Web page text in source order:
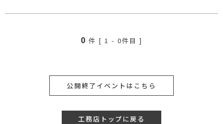
0 件 [1 - 0件目 ]
公開終了イベントはこちら
工務店トップに戻る